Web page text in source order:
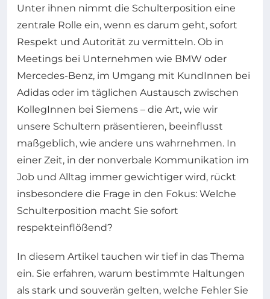
Unter ihnen nimmt die Schulterposition eine
zentrale Rolle ein, wenn es darum geht, sofort
Respekt und Autorität zu vermitteln. Ob in
Meetings bei Unternehmen wie BMW oder
Mercedes-Benz, im Umgang mit KundInnen bei
Adidas oder im täglichen Austausch zwischen
KollegInnen bei Siemens – die Art, wie wir
unsere Schultern präsentieren, beeinflusst
maßgeblich, wie andere uns wahrnehmen. In
einer Zeit, in der nonverbale Kommunikation im
Job und Alltag immer gewichtiger wird, rückt
insbesondere die Frage in den Fokus: Welche
Schulterposition macht Sie sofort
respekteinflößend?
In diesem Artikel tauchen wir tief in das Thema
ein. Sie erfahren, warum bestimmte Haltungen
als stark und souverän gelten, welche Fehler Sie